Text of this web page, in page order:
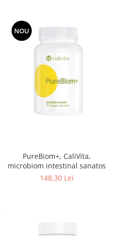
NOU
PureBiom+, CaliVita,
microbiom intestinal sanatos
148,30 Lei